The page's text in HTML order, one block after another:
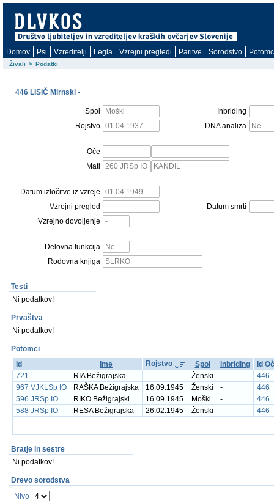
Domov Psi Vzreditelji Legla Vzrejni pregledi Paritve Sorodstvo
Živali > Podatki
446 LISIČ Mirnski -
Spol
Inbriding
Rojstvo
DNA analiza
Oče
Mati
Datum izločitve iz vzreje
Vzrejni pregled
Datum smrti
Vzrejno dovoljenje
Delovna funkcija
Rodovna knjiga
Testi
Ni podatkov!
Prvaštva
Ni podatkov!
Potomci
Id
Ime Rojstvo Spol Inbriding
Id
721
RIA Bežigrajska - Ženski -
446
967 VJKLSp IO
RAŠKA Bežigrajska 16.09.1945 Ženski -
446
596 JRSp IO
RIKO Bežigrajski 16.09.1945 Moški -
446
588 JRSp IO
RESA Bežigrajska 26.02.1945 Ženski - 446
Bratje in sestre
Ni podatkov!
Drevo sorodstva
Nivo